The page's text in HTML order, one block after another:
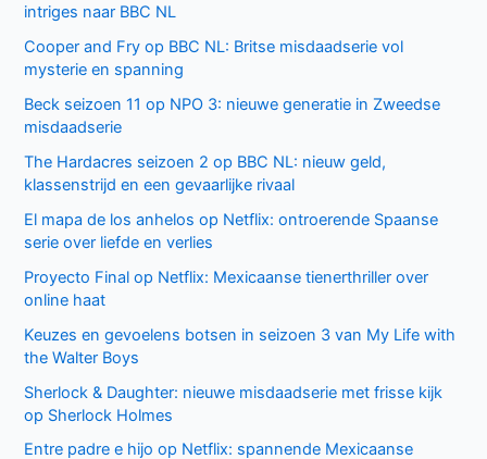
intriges naar BBC NL
Cooper and Fry op BBC NL: Britse misdaadserie vol
mysterie en spanning
Beck seizoen 11 op NPO 3: nieuwe generatie in Zweedse
misdaadserie
The Hardacres seizoen 2 op BBC NL: nieuw geld,
klassenstrijd en een gevaarlijke rivaal
El mapa de los anhelos op Netflix: ontroerende Spaanse
serie over liefde en verlies
Proyecto Final op Netflix: Mexicaanse tienerthriller over
online haat
Keuzes en gevoelens botsen in seizoen 3 van My Life with
the Walter Boys
Sherlock & Daughter: nieuwe misdaadserie met frisse kijk
op Sherlock Holmes
Entre padre e hijo op Netflix: spannende Mexicaanse